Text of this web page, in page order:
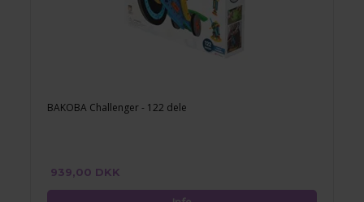
BAKOBA Challenger - 122 dele
939,00 DKK